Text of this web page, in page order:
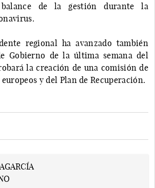
de la gestión durante la
regional ha avanzado también
Gobierno de la última semana del
la creación de una comisión de
y del Plan de Recuperación.